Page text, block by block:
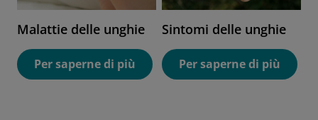
Malattie delle unghie
Per saperne di più
Sintomi delle unghie
Per saperne di più